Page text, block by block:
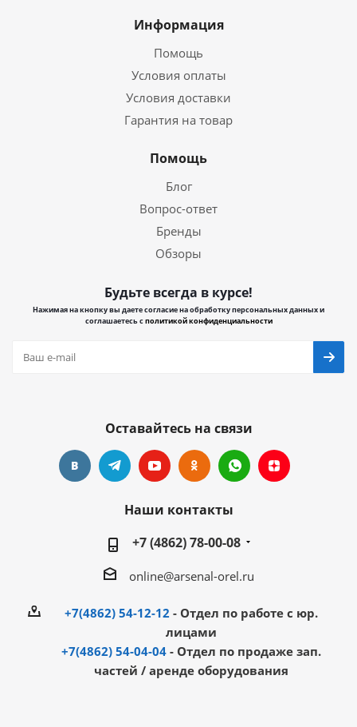
Информация
Помощь
Условия оплаты
Условия доставки
Гарантия на товар
Помощь
Блог
Вопрос-ответ
Бренды
Обзоры
Будьте всегда в курсе!
Нажимая на кнопку вы даете согласие на обработку персональных данных и
соглашаетесь сполитикой конфиденциальности
Оставайтесь на связи
Наши контакты
+7 (4862) 78-00-08
online@arsenal-orel.ru
+7(4862) 54-12-12 - Отдел по работе с юр.
лицами
+7(4862) 54-04-04 - Отдел по продаже зап.
частей / аренде оборудования